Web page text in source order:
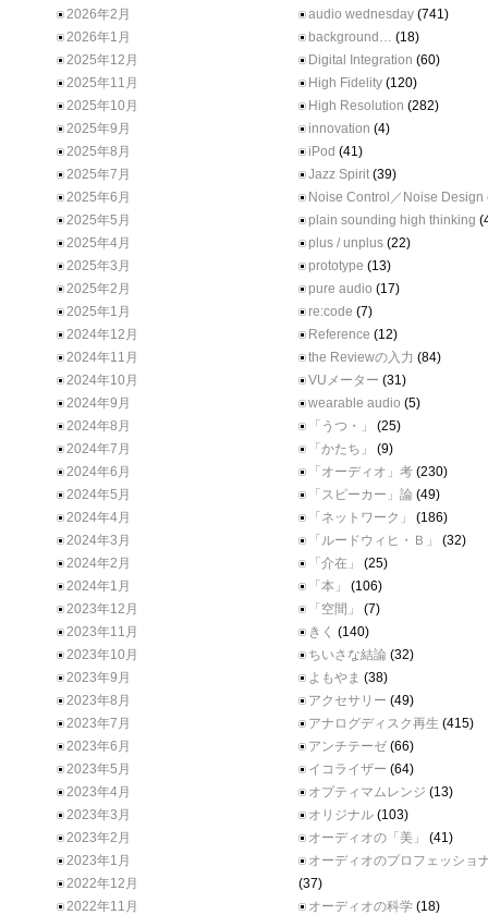
2026年2月
2026年1月
2025年12月
2025年11月
2025年10月
2025年9月
2025年8月
2025年7月
2025年6月
2025年5月
2025年4月
2025年3月
2025年2月
2025年1月
2024年12月
2024年11月
2024年10月
2024年9月
2024年8月
2024年7月
2024年6月
2024年5月
2024年4月
2024年3月
2024年2月
2024年1月
2023年12月
2023年11月
2023年10月
2023年9月
2023年8月
2023年7月
2023年6月
2023年5月
2023年4月
2023年3月
2023年2月
2023年1月
2022年12月
2022年11月
audio wednesday (741)
background… (18)
Digital Integration (60)
High Fidelity (120)
High Resolution (282)
innovation (4)
iPod (41)
Jazz Spirit (39)
Noise Control／Noise Design
plain sounding high thinking
plus / unplus (22)
prototype (13)
pure audio (17)
re:code (7)
Reference (12)
the Reviewの入力 (84)
VUメーター (31)
wearable audio (5)
「うつ・」
(25)
「かたち」
(9)
「オーディオ」考 (230)
「スピーカー」論 (49)
「ネットワーク」
(186)
「ルードウィヒ・Ｂ」
(32)
「介在」
(25)
「本」
(106)
「空間」
(7)
きく (140)
ちいさな結論 (32)
よもやま (38)
アクセサリー (49)
アナログディスク再生 (415)
アンチテーゼ (66)
イコライザー (64)
オプティマムレンジ (13)
オリジナル (103)
オーディオの「美」
(41)
オーディオのプロフェッショ
(37)
オーディオの科学 (18)